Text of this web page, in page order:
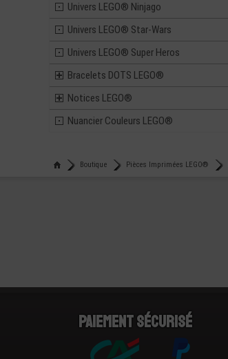
Univers LEGO® Ninjago
Univers LEGO® Star-Wars
Univers LEGO® Super Heros
Bracelets DOTS LEGO®
Notices LEGO®
Nuancier Couleurs LEGO®
Boutique Pièces Imprimées LEGO®
Paiement sécurisé